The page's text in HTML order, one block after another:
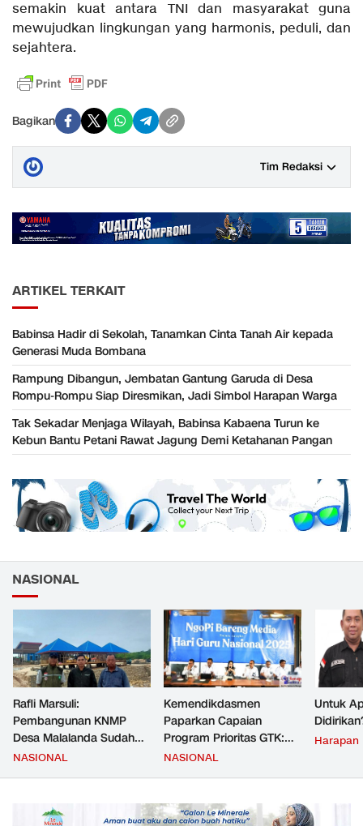
semakin kuat antara TNI dan masyarakat guna
mewujudkan lingkungan yang harmonis, peduli, dan
sejahtera.
Bagikan
Tim Redaksi
ARTIKEL TERKAIT
Babinsa Hadir di Sekolah, Tanamkan Cinta Tanah Air kepada
Generasi Muda Bombana
Rampung Dibangun, Jembatan Gantung Garuda di Desa
Rompu-Rompu Siap Diresmikan, Jadi Simbol Harapan Warga
Tak Sekadar Menjaga Wilayah, Babinsa Kabaena Turun ke
Kebun Bantu Petani Rawat Jagung Demi Ketahanan Pangan
NASIONAL
Rafli Marsuli:
Pembangunan KNMP
Desa Malalanda Sudah
Mencapai 69 Persen dan
JMD dan JMF
NASIONAL
Kemendikdasmen
Paparkan Capaian
Program Prioritas GTK:
Kompetensi Meningkat,
NASIONAL
Untuk
Harapan